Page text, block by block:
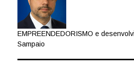
EMPREENDEDORISMO e
Sampaio